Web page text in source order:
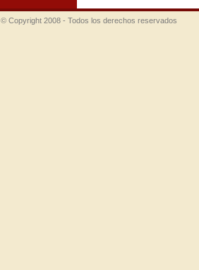
© Copyright 2008 - Todos los derechos reservados